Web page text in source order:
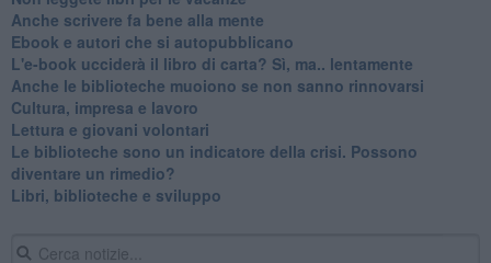
​Anche scrivere fa bene alla mente
​Ebook e autori che si autopubblicano
​L'e-book ucciderà il libro di carta? Sì, ma.. lentamente
​Anche le biblioteche muoiono se non sanno rinnovarsi
​Cultura, impresa e lavoro
​Lettura e giovani volontari
​Le biblioteche sono un indicatore della crisi. Possono
diventare un rimedio?
​Libri, biblioteche e sviluppo